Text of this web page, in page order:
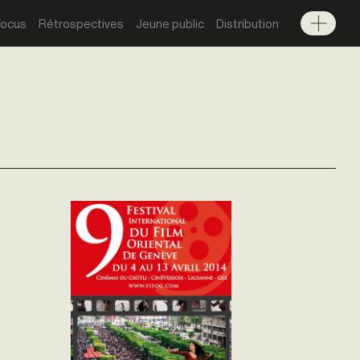
Rétrospectives Jeune public Distribution
Menu